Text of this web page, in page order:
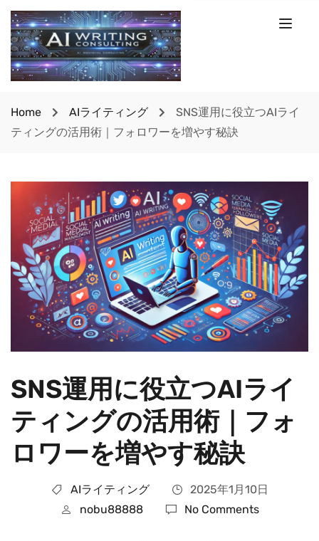
Home AIライティング
SNS運用に役立つAIライ
ティングの活用術｜フォロワーを増やす秘訣
SNS運用に役立つAIライ
ティングの活用術｜フォ
ロワーを増やす秘訣
AIライティング
2025年1月10日
nobu88888
No Comments